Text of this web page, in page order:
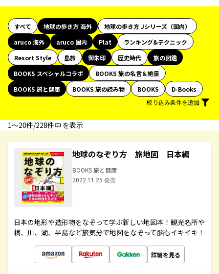
すべて 地球の歩き方 海外
地球の歩き方 Jシリーズ（国内）
aruco 海外
aruco 国内 Plat
ランキング&テクニック
Resort Style
島旅 御朱印 歴史時代
旅の図鑑
BOOKS スペシャルコラボ
BOOKS 旅の名言＆絶景
BOOKS 旅と健康
BOOKS 旅の読み物 BOOKS
D-Books
絞り込み条件を追加
1〜20件/228件中 を表示
地球のなぞり方 旅地図 日本編
BOOKS 旅と健康
2022.11.25 発売
日本の地形や造形物をなぞって学ぶ新しい地図本！観光名所や
橋、川、湖、半島など旅気分で地図をなぞって脳もイキイキ！
詳細を見る